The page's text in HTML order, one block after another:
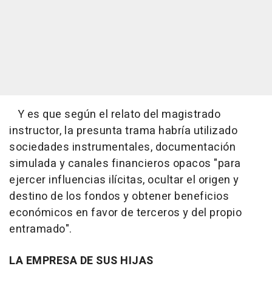
Y es que según el relato del magistrado
instructor, la presunta trama habría utilizado
sociedades instrumentales, documentación
simulada y canales financieros opacos "para
ejercer influencias ilícitas, ocultar el origen y
destino de los fondos y obtener beneficios
económicos en favor de terceros y del propio
entramado".
LA EMPRESA DE SUS HIJAS